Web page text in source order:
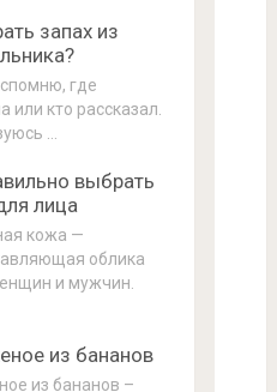
запах из
где
или кто рассказал.
…
выбрать
лица
кожа —
облика
и мужчин.
из бананов
из бананов –